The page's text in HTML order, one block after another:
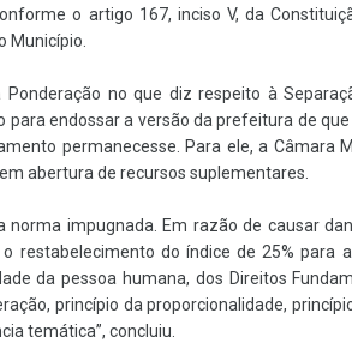
o artigo 167, inciso V, da
Município.
no que diz respeito à
endossar a versão da prefeitura de
permanecesse. Para ele, a Câmara
abertura de recursos suplementares.
norma impugnada. Em razão de causar
restabelecimento do índice de 25% para
da pessoa humana, dos Direitos
princípio da proporcionalidade,
temática”, concluiu.